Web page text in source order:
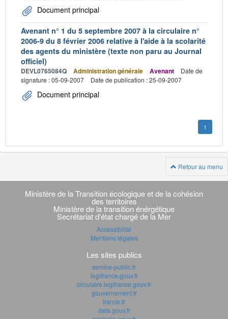
Document principal
Avenant n° 1 du 5 septembre 2007 à la circulaire n°
2006-9 du 8 février 2006 relative à l'aide à la scolarité
des agents du ministère (texte non paru au Journal
officiel)
DEVL0765084Q Administration générale Avenant
Date de
signature : 05-09-2007
Date de publication : 25-09-2007
Document principal
1
Retour au menu
Navigation
transverse
Ministère de la Transition écologique et de la cohésion
des territoires
Ministère de la transition énérgétique
Secrétariat d'état chargé de la Mer
Accessibilité
Mentions légales
Les sites publics
service-public.fr
legifrance.gouv.fr
circulaire.legifrance.gouv.fr
gouvernement.fr
france.fr
data.gouv.fr